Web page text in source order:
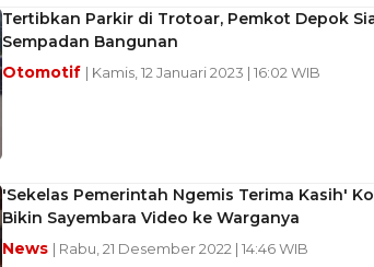
Tertibkan Parkir di Trotoar, Pemkot Depok
Sempadan Bangunan
Otomotif | Kamis, 12 Januari 2023 | 16:02 WIB
'Sekelas Pemerintah Ngemis Terima Kasih'
Bikin Sayembara Video ke Warganya
News | Rabu, 21 Desember 2022 | 14:46 WIB